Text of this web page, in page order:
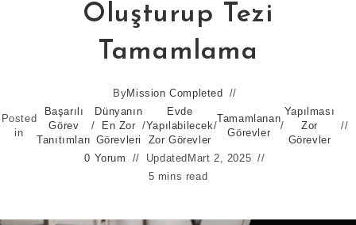
Oluşturup Tezi
Tamamlama
ByMission Completed
Posted
in
Başarılı
Görev
Tanıtımları
/
Dünyanın
En Zor
Görevleri
/
Evde
Yapılabilecek
Zor Görevler
/
Tamamlanan
Görevler
/
Yapılması
Zor
Görevler
0 Yorum
Updated Mart 2, 2025
5 mins read